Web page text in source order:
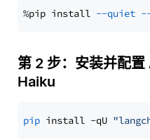
%pip install --quiet
第 2 步：安装并配
Haiku
pip install -qU